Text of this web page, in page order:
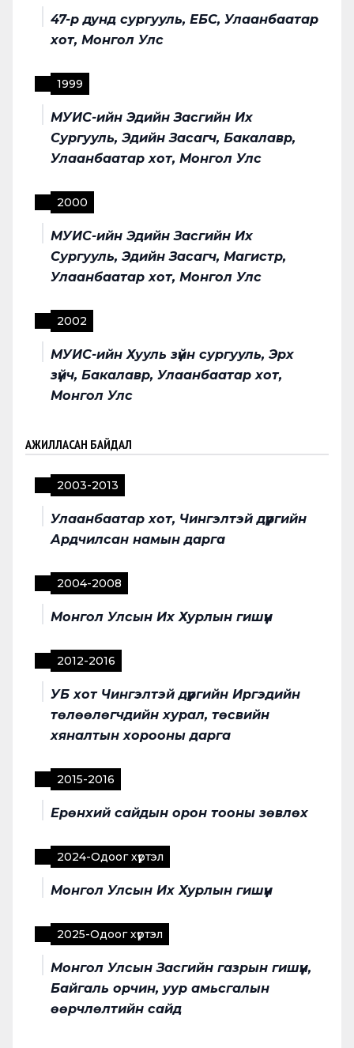
47-р дунд сургууль, ЕБС, Улаанбаатар
хот, Монгол Улс
1999
МУИС-ийн Эдийн Засгийн Их
Сургууль, Эдийн Засагч, Бакалавр,
Улаанбаатар хот, Монгол Улс
2000
МУИС-ийн Эдийн Засгийн Их
Сургууль, Эдийн Засагч, Магистр,
Улаанбаатар хот, Монгол Улс
2002
МУИС-ийн Хууль зүйн сургууль, Эрх
зүйч, Бакалавр, Улаанбаатар хот,
Монгол Улс
АЖИЛЛАСАН БАЙДАЛ
2003-2013
Улаанбаатар хот, Чингэлтэй дүүргийн
Ардчилсан намын дарга
2004-2008
Монгол Улсын Их Хурлын гишүүн
2012-2016
УБ хот Чингэлтэй дүүргийн Иргэдийн
төлөөлөгчдийн хурал, төсвийн
хяналтын хорооны дарга
2015-2016
Ерөнхий сайдын орон тооны зөвлөх
2024-Одоог хүртэл
Монгол Улсын Их Хурлын гишүүн
2025-Одоог хүртэл
Монгол Улсын Засгийн газрын гишүүн,
Байгаль орчин, уур амьсгалын
өөрчлөлтийн сайд